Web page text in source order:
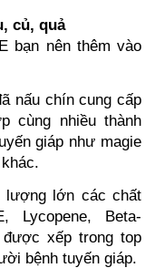
củ, quả
bạn nên thêm vào
nấu chín cung cấp
cùng nhiều thành
giáp như magie
lượng lớn các chất
Lycopene, Beta-
xếp trong top
bệnh tuyến giáp.